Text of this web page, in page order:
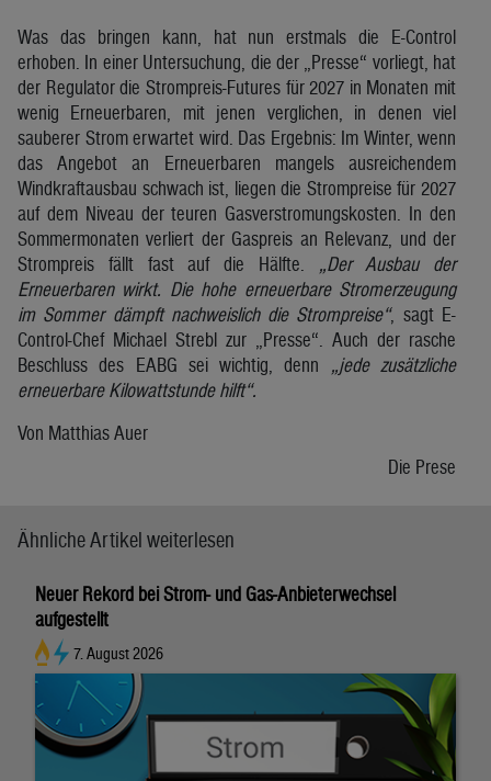
Was das bringen kann, hat nun erstmals die E-Control
erhoben. In einer Untersuchung, die der „Presse“ vorliegt, hat
der Regulator die Strompreis-Futures für 2027 in Monaten mit
wenig Erneuerbaren, mit jenen verglichen, in denen viel
sauberer Strom erwartet wird. Das Ergebnis: Im Winter, wenn
das Angebot an Erneuerbaren mangels ausreichendem
Windkraftausbau schwach ist, liegen die Strompreise für 2027
auf dem Niveau der teuren Gasverstromungskosten. In den
Sommermonaten verliert der Gaspreis an Relevanz, und der
Strompreis fällt fast auf die Hälfte. „Der Ausbau der
Erneuerbaren wirkt. Die hohe erneuerbare Stromerzeugung
im Sommer dämpft nachweislich die Strompreise“, sagt E-
Control-Chef Michael Strebl zur „Presse“. Auch der rasche
Beschluss des EABG sei wichtig, denn „jede zusätzliche
erneuerbare Kilowattstunde hilft“.
Von Matthias Auer
Die Prese
Ähnliche Artikel weiterlesen
Neuer Rekord bei Strom- und Gas-Anbieterwechsel
aufgestellt
7. August 2026